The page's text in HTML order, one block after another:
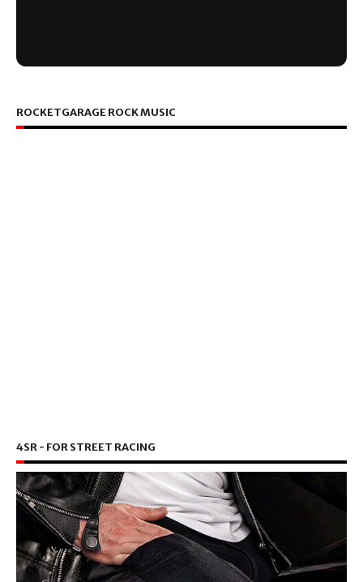
ROCKETGARAGE ROCK MUSIC
4SR - FOR STREET RACING